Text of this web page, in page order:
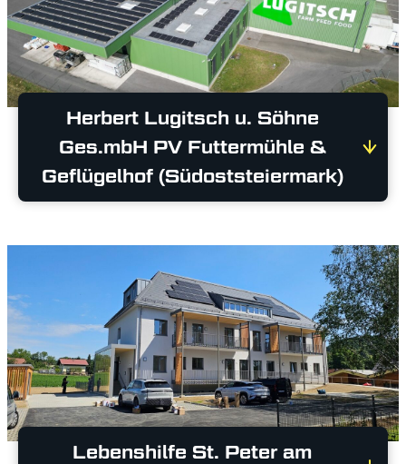
Herbert Lugitsch u. Söhne
Ges.mbH PV Futtermühle &
Geflügelhof (Südoststeiermark)
Lebenshilfe St. Peter am